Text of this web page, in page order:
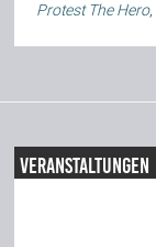
Join Us
Support Us
Kalender
Protest The Hero,
Veranstaltungen